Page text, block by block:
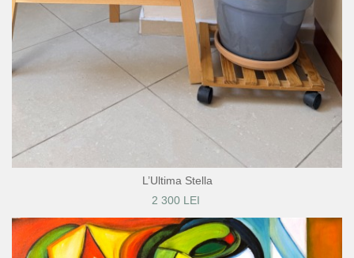
L’Ultima Stella
2 300 LEI